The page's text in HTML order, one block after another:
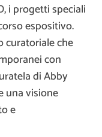
i progetti speciali
espositivo.
curatoriale che
con
di Abby
una visione
e